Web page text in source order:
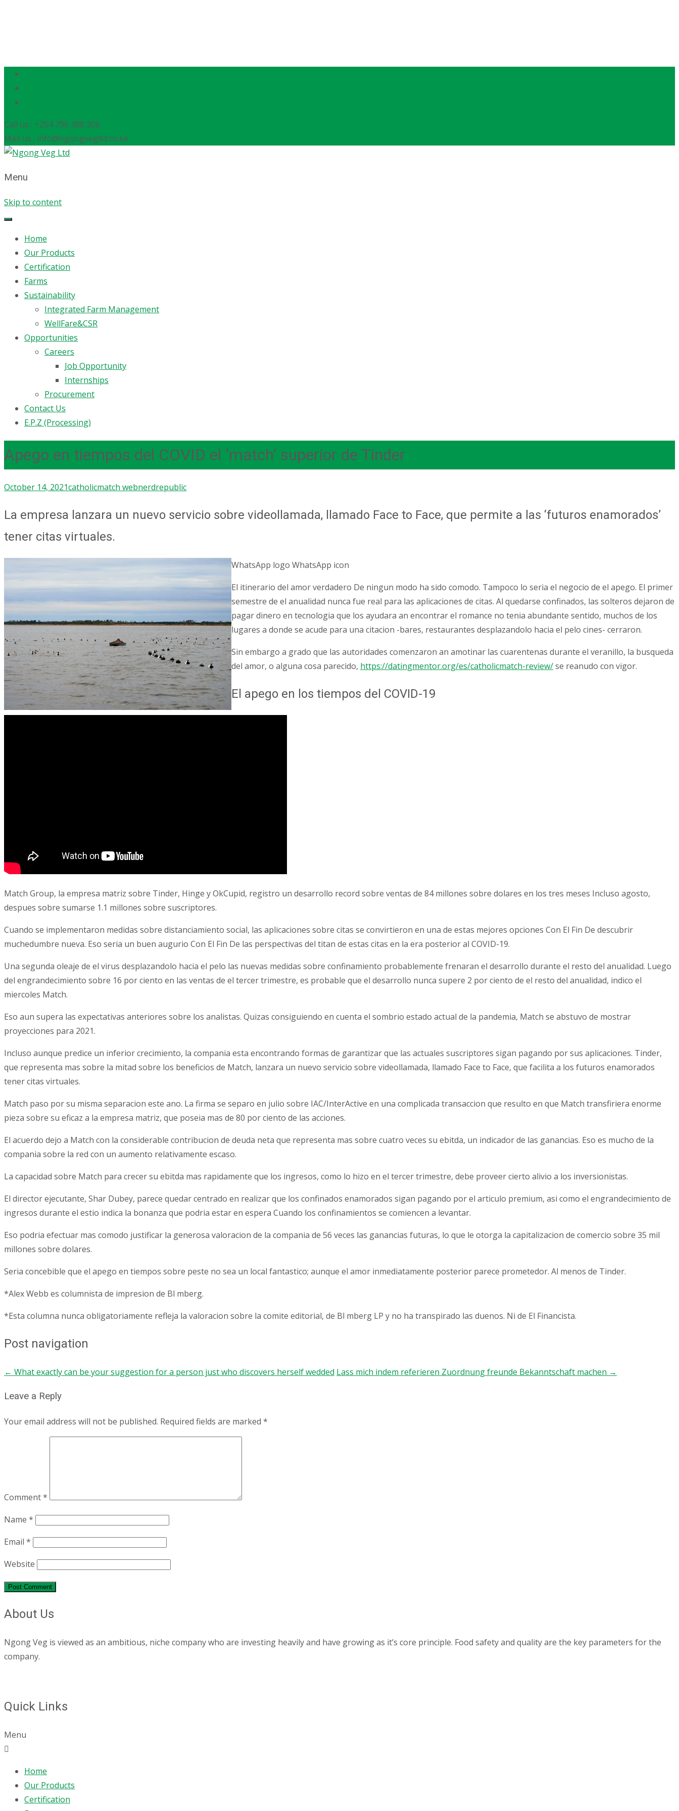
Call us : +254 796 388 306
Mail us : info@ngongvegltd.co.ke
Menu
Skip to content
Home
Our Products
Certification
Farms
Sustainability
Integrated Farm Management
WellFare&CSR
Opportunities
Careers
Job Opportunity
Internships
Procurement
Contact Us
E.P.Z (Processing)
Apego en tiempos del COVID el ‘match’ superior de Tinder
October 14, 2021catholicmatch webnerdrepublic
La empresa lanzara un nuevo servicio sobre videollamada, llamado Face to Face, que permite a las ‘futuros enamorados’
tener citas virtuales.
WhatsApp logo WhatsApp icon
El itinerario del amor verdadero De ningun modo ha sido comodo. Tampoco lo seria el negocio de el apego. El primer
semestre de el anualidad nunca fue real para las aplicaciones de citas. Al quedarse confinados, las solteros dejaron de
pagar dinero en tecnologia que los ayudara an encontrar el romance no tenia abundante sentido, muchos de los
lugares a donde se acude para una citacion -bares, restaurantes desplazandolo hacia el pelo cines- cerraron.
Sin embargo a grado que las autoridades comenzaron an amotinar las cuarentenas durante el veranillo, la busqueda
del amor, o alguna cosa parecido, https://datingmentor.org/es/catholicmatch-review/se reanudo con vigor.
El apego en los tiempos del COVID-19
Match Group, la empresa matriz sobre Tinder, Hinge y OkCupid, registro un desarrollo record sobre ventas de 84 millones sobre dolares en los tres meses Incluso agosto,
despues sobre sumarse 1.1 millones sobre suscriptores.
Cuando se implementaron medidas sobre distanciamiento social, las aplicaciones sobre citas se convirtieron en una de estas mejores opciones Con El Fin De descubrir
muchedumbre nueva. Eso seria un buen augurio Con El Fin De las perspectivas del titan de estas citas en la era posterior al COVID-19.
Una segunda oleaje de el virus desplazandolo hacia el pelo las nuevas medidas sobre confinamiento probablemente frenaran el desarrollo durante el resto del anualidad. Luego
del engrandecimiento sobre 16 por ciento en las ventas de el tercer trimestre, es probable que el desarrollo nunca supere 2 por ciento de el resto del anualidad, indico el
miercoles Match.
Eso aun supera las expectativas anteriores sobre los analistas. Quizas consiguiendo en cuenta el sombrio estado actual de la pandemia, Match se abstuvo de mostrar
proyecciones para 2021.
Incluso aunque predice un inferior crecimiento, la compania esta encontrando formas de garantizar que las actuales suscriptores sigan pagando por sus aplicaciones. Tinder,
que representa mas sobre la mitad sobre los beneficios de Match, lanzara un nuevo servicio sobre videollamada, llamado Face to Face, que facilita a los futuros enamorados
tener citas virtuales.
Match paso por su misma separacion este ano. La firma se separo en julio sobre IAC/InterActive en una complicada transaccion que resulto en que Match transfiriera enorme
pieza sobre su eficaz a la empresa matriz, que poseia mas de 80 por ciento de las acciones.
El acuerdo dejo a Match con la considerable contribucion de deuda neta que representa mas sobre cuatro veces su ebitda, un indicador de las ganancias. Eso es mucho de la
compania sobre la red con un aumento relativamente escaso.
La capacidad sobre Match para crecer su ebitda mas rapidamente que los ingresos, como lo hizo en el tercer trimestre, debe proveer cierto alivio a los inversionistas.
El director ejecutante, Shar Dubey, parece quedar centrado en realizar que los confinados enamorados sigan pagando por el articulo premium, asi como el engrandecimiento de
ingresos durante el estio indica la bonanza que podria estar en espera Cuando los confinamientos se comiencen a levantar.
Eso podria efectuar mas comodo justificar la generosa valoracion de la compania de 56 veces las ganancias futuras, lo que le otorga la capitalizacion de comercio sobre 35 mil
millones sobre dolares.
Seria concebible que el apego en tiempos sobre peste no sea un local fantastico; aunque el amor inmediatamente posterior parece prometedor. Al menos de Tinder.
*Alex Webb es columnista de impresion de Bl mberg.
*Esta columna nunca obligatoriamente refleja la valoracion sobre la comite editorial, de Bl mberg LP y no ha transpirado las duenos. Ni de El Financista.
Post navigation
← What exactly can be your suggestion for a person just who discovers herself wedded Lass mich indem referieren Zuordnung freunde Bekanntschaft machen →
Leave a Reply
Your email address will not be published. Required fields are marked *
Comment*
Name *
Email *
Website
About Us
Ngong Veg is viewed as an ambitious, niche company who are investing heavily and have growing as it’s core principle. Food safety and quality are the key parameters for the
company.
Quick Links
Menu
Home
Our Products
Certification